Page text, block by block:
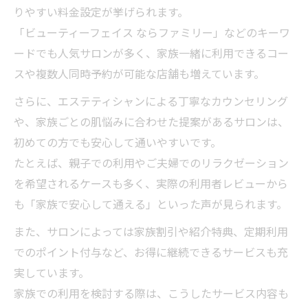
りやすい料金設定が挙げられます。
「ビューティーフェイス ならファミリー」などのキーワ
ードでも人気サロンが多く、家族一緒に利用できるコー
スや複数人同時予約が可能な店舗も増えています。
さらに、エステティシャンによる丁寧なカウンセリング
や、家族ごとの肌悩みに合わせた提案があるサロンは、
初めての方でも安心して通いやすいです。
たとえば、親子での利用やご夫婦でのリラクゼーション
を希望されるケースも多く、実際の利用者レビューから
も「家族で安心して通える」といった声が見られます。
また、サロンによっては家族割引や紹介特典、定期利用
でのポイント付与など、お得に継続できるサービスも充
実しています。
家族での利用を検討する際は、こうしたサービス内容も